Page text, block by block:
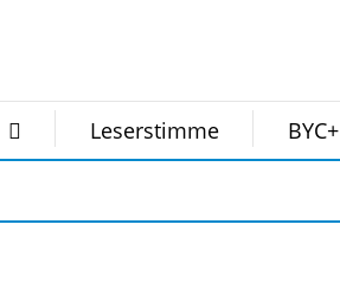
Leserstimme BYC+